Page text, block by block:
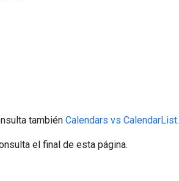
también Calendars vs CalendarList.
el final de esta página.